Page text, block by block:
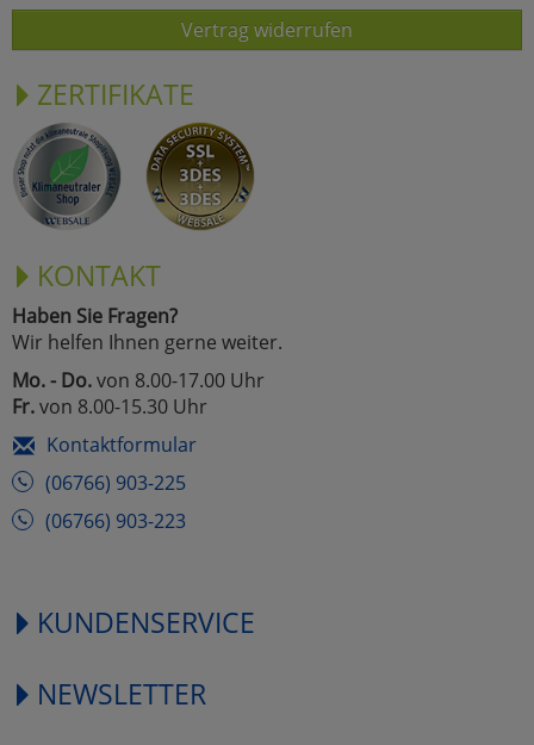
Vertrag widerrufen
ZERTIFIKATE
KONTAKT
Haben Sie Fragen?
Wir helfen Ihnen gerne weiter.
Mo. - Do.von 8.00-17.00 Uhr
Fr.von 8.00-15.30 Uhr
Kontaktformular
(06766) 903-225
(06766) 903-223
KUNDENSERVICE
NEWSLETTER